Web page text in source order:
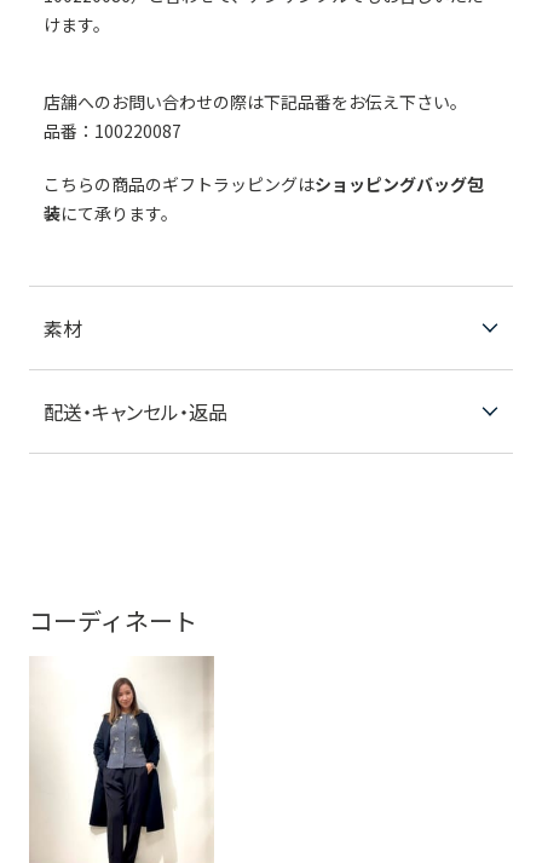
けます。
店舗へのお問い合わせの際は下記品番をお伝え下さい。
品番：100220087
こちらの商品のギフトラッピングはショッピングバッグ包
装にて承ります。
素材
配送・キャンセル・返品
コーディネート